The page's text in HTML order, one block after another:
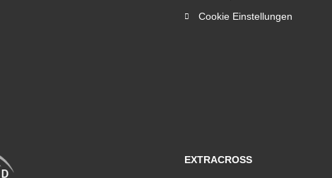
Cookie Einstellungen
EXTRACROSS